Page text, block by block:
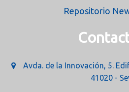
Repositorio
Avda. de la Innovación, 5.
41020 -